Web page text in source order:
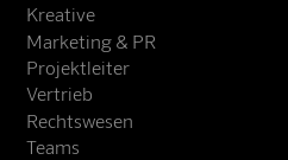
Kreative
Marketing & PR
Projektleiter
Vertrieb
Rechtswesen
Teams